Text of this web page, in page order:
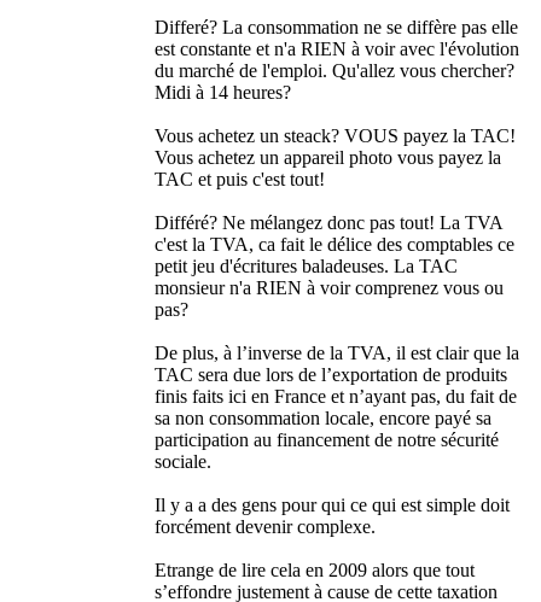
Differé? La consommation ne se diffère pas elle
est constante et n'a RIEN à voir avec l'évolution
du marché de l'emploi. Qu'allez vous chercher?
Midi à 14 heures?
Vous achetez un steack? VOUS payez la TAC!
Vous achetez un appareil photo vous payez la
TAC et puis c'est tout!
Différé? Ne mélangez donc pas tout! La TVA
c'est la TVA, ca fait le délice des comptables ce
petit jeu d'écritures baladeuses. La TAC
monsieur n'a RIEN à voir comprenez vous ou
pas?
De plus, à l’inverse de la TVA, il est clair que la
TAC sera due lors de l’exportation de produits
finis faits ici en France et n’ayant pas, du fait de
sa non consommation locale, encore payé sa
participation au financement de notre sécurité
sociale.
Il y a a des gens pour qui ce qui est simple doit
forcément devenir complexe.
Etrange de lire cela en 2009 alors que tout
s’effondre justement à cause de cette taxation